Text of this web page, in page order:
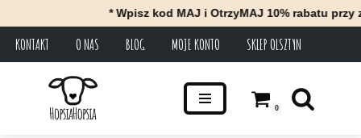
* Wpisz kod MAJ i OtrzyMAJ 10% rabatu
KONTAKT O NAS BLOG MOJE KONTO SKLEP OLSZTYN
0